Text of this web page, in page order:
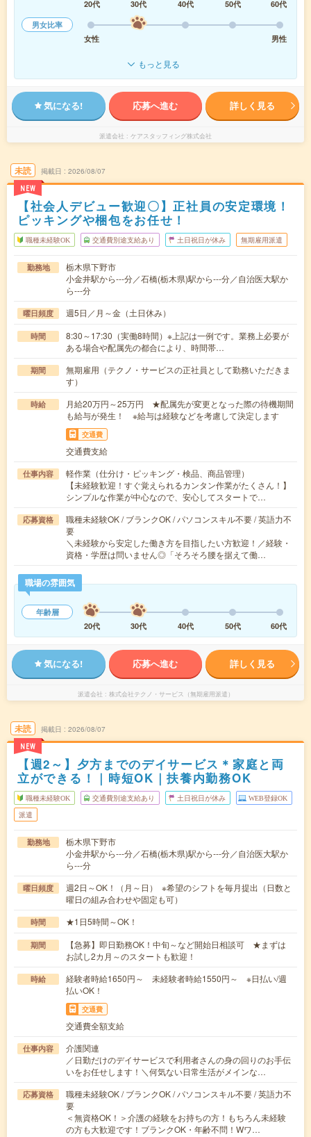
20代
30代 40代 50代
60代
男女比率
女性
男性
もっと見る
気になる! 応募へ進む 詳しく見る
派遣会社 ケアスタッフィング株式会社
未読
NEW
掲載日 2026/08/07
【社会人デビュー歓迎〇】正社員の安定環境！
ピッキングや梱包をお任せ！
職種未経験OK 交通費別途支給あり 土日祝日が休み 無期雇用派遣
勤務地
栃木県下野市
小金井駅から---分／石橋(栃木県)駅から---分／自治医大駅か
ら---分
曜日頻度 週5日／月～金（土日休み）
時間
8:30～17:30（実働8時間）※上記は一例です。業務上必要が
ある場合や配属先の都合により、時間帯…
期間
無期雇用（テクノ・サービスの正社員として勤務いただきま
す）
時給
月給20万円～25万円 ★配属先が変更となった際の待機期間
も給与が発生！ ※給与は経験などを考慮して決定します
交通費
交通費支給
仕事内容
軽作業（仕分け・ピッキング・検品、商品管理）
【未経験歓迎！すぐ覚えられるカンタン作業がたくさん！】
シンプルな作業が中心なので、安心してスタートで…
応募資格
職種未経験OK / ブランクOK / パソコンスキル不要 / 英語力不
要
＼未経験から安定した働き方を目指したい方歓迎！／経験・
資格・学歴は問いません◎「そろそろ腰を据えて働…
職場の雰囲気
年齢層
20代
30代 40代 50代 60代
気になる! 応募へ進む 詳しく見る
派遣会社 株式会社テクノ・サービス（無期雇用派遣）
未読
NEW
掲載日 2026/08/07
【週2～】夕方までのデイサービス＊家庭と両
立ができる！｜時短OK｜扶養内勤務OK
職種未経験OK 交通費別途支給あり 土日祝日が休み WEB登録OK
派遣
勤務地
栃木県下野市
小金井駅から---分／石橋(栃木県)駅から---分／自治医大駅か
ら---分
曜日頻度
週2日～OK！（月～日） ※希望のシフトを毎月提出（日数と
曜日の組み合わせや固定も可）
時間 ★1日5時間～OK！
期間
【急募】即日勤務OK！中旬～など開始日相談可 ★まずは
お試し2カ月～のスタートも歓迎！
時給
経験者時給1650円～ 未経験者時給1550円～ ※日払い/週
払いOK！
交通費
交通費全額支給
仕事内容
介護関連
／日勤だけのデイサービスで利用者さんの身の回りのお手伝
いをお任せします！＼何気ない日常生活がメインな…
応募資格
職種未経験OK / ブランクOK / パソコンスキル不要 / 英語力不
要
＜無資格OK！＞介護の経験をお持ちの方！もちろん未経験
の方も大歓迎です！ブランクOK・年齢不問！Wワ…